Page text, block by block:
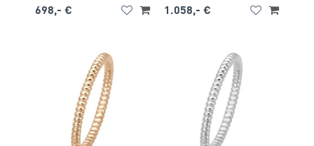
698,- € 1.058,- €